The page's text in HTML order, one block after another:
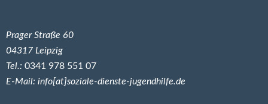
Prager Straße 60
04317 Leipzig
Tel.: 0341 978 551 07
E-Mail: info[at]soziale-dienste-jugendhilfe.de